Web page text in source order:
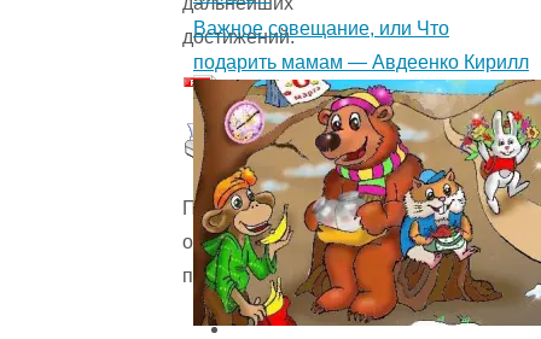
достижений.
Пожалуйста,
оцените
произведение
Важное совещание, или Что
подарить мамам — Авдеенко Кирилл